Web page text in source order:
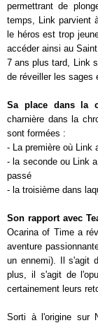
permettrant de
temps, Link parvient
le héros est trop
accéder ainsi au
7 ans plus tard, Link
de réveiller les sages
Sa place dans la
charnière dans la
sont formées :
- La première où Link
- la seconde ou Link
passé
- la troisième dans
Son rapport avec
Ocarina of Time a
aventure
un ennemi). Il s'agit
plus, il s'agit de
certainement leurs
Sorti à l'origine sur